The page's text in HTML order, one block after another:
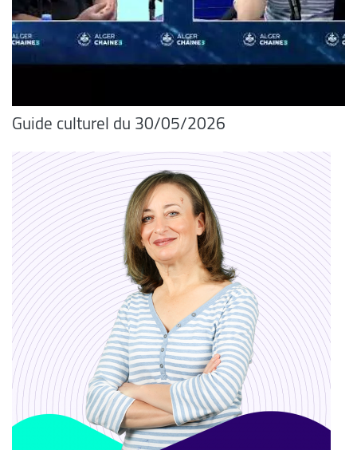
Guide culturel du 30/05/2026